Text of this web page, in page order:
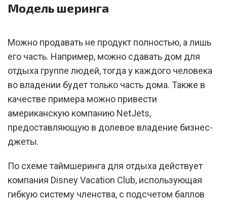
Модель шеринга
Можно продавать не продукт полностью, а лишь
его часть. Например, можно сдавать дом для
отдыха группе людей, тогда у каждого человека
во владении будет только часть дома. Также в
качестве примера можно привести
американскую компанию NetJets,
предоставляющую в долевое владение бизнес-
джеты.
По схеме таймшеринга для отдыха действует
компания Disney Vacation Club, использующая
гибкую систему членства, с подсчетом баллов